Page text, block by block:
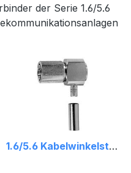
der Serie 1.6/5.6
1.6/5.6 Kabelwinkelstecker Crimp